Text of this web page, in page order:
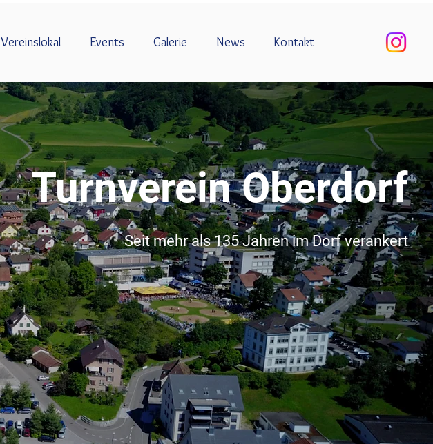
Vereinslokal Events Galerie News Kontakt
Turnverein Oberdorf
Seit mehr als 135 Jahren im Dorf verankert